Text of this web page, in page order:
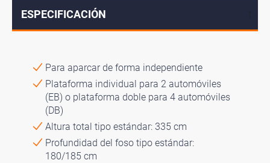
ESPECIFICACIÓN
Para aparcar de forma independiente
Plataforma individual para 2 automóviles
(EB) o plataforma doble para 4 automóviles
(DB)
Altura total tipo estándar: 335 cm
Profundidad del foso tipo estándar:
180/185 cm